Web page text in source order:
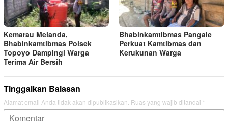
Kemarau Melanda,
Bhabinkamtibmas Polsek
Topoyo Dampingi Warga
Terima Air Bersih
Bhabinkamtibmas Pangale
Perkuat Kamtibmas dan
Kerukunan Warga
Tinggalkan Balasan
Alamat email Anda tidak akan dipublikasikan. Ruas yang wajib ditandai *